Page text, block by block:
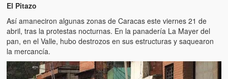
El Pitazo
Así amaneciron algunas zonas de Caracas este viernes 21 de
abril, tras la protestas nocturnas. En la panadería La Mayer del
pan, en el Valle, hubo destrozos en sus estructuras y saquearon
la mercancía.